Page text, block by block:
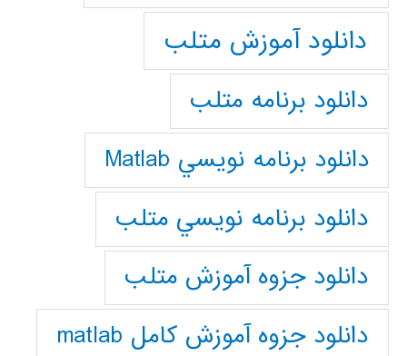
دانلود آموزش متلب
دانلود برنامه متلب
دانلود برنامه نويسي Matlab
دانلود برنامه نويسي متلب
دانلود جزوه آموزش متلب
دانلود جزوه آموزش کامل matlab